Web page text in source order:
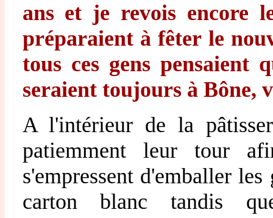
ans et je revois encore
préparaient à fêter le
tous ces gens pensaient
seraient toujours à Bône,
A l'intérieur de la
patiemment leur tour
s'empressent d'emballer
carton blanc tandis